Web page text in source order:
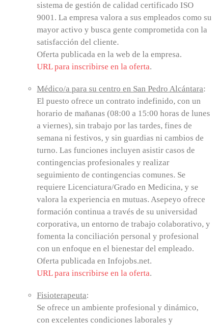
sistema de gestión de calidad certificado ISO
9001. La empresa valora a sus empleados como su
mayor activo y busca gente comprometida con la
satisfacción del cliente.
Oferta publicada en la web de la empresa.
URL para inscribirse en la oferta.
Médico/a para su centro en San Pedro Alcántara:
El puesto ofrece un contrato indefinido, con un
horario de mañanas (08:00 a 15:00 horas de lunes
a viernes), sin trabajo por las tardes, fines de
semana ni festivos, y sin guardias ni cambios de
turno. Las funciones incluyen asistir casos de
contingencias profesionales y realizar
seguimiento de contingencias comunes. Se
requiere Licenciatura/Grado en Medicina, y se
valora la experiencia en mutuas. Asepeyo ofrece
formación continua a través de su universidad
corporativa, un entorno de trabajo colaborativo, y
fomenta la conciliación personal y profesional
con un enfoque en el bienestar del empleado.
Oferta publicada en Infojobs.net.
URL para inscribirse en la oferta.
Fisioterapeuta:
Se ofrece un ambiente profesional y dinámico,
con excelentes condiciones laborales y